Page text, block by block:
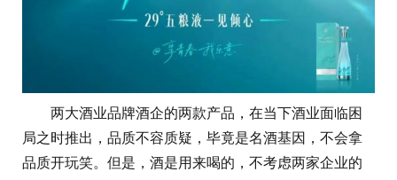
两大酒业品牌酒企的两款产品，在当下酒业面临困
局之时推出，品质不容质疑，毕竟是名酒基因，不会拿
品质开玩笑。但是，酒是用来喝的，不考虑两家企业的